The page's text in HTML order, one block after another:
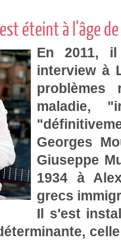
éteint à l'âge
En 2011,
interview à
problèmes
maladie,
Georges
Giuseppe
1934 à
grecs
Il s'est